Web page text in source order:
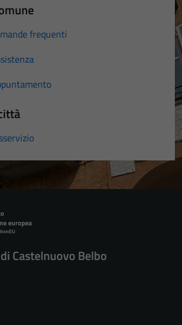
frequenti
Castelnuovo Belbo